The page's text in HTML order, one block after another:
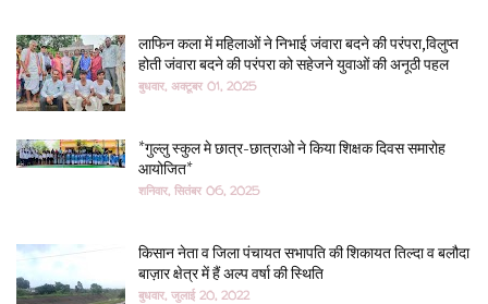
लाफिन कला में महिलाओं ने निभाई जंवारा बदने की परंपरा,विलुप्त
होती जंवारा बदने की परंपरा को सहेजने युवाओं की अनूठी पहल
बुधवार, अक्टूबर 01, 2025
*गुल्लु स्कुल मे छात्र-छात्राओ ने किया शिक्षक दिवस समारोह
आयोजित*
शनिवार, सितंबर 06, 2025
किसान नेता व जिला पंचायत सभापति की शिकायत तिल्दा व बलौदा
बाज़ार क्षेत्र में हैं अल्प वर्षा की स्थिति
बुधवार, जुलाई 20, 2022